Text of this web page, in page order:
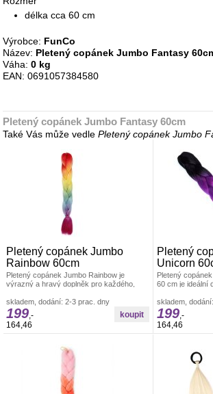
délka cca 60 cm
Výrobce: FunCo
Název: Pletený copánek Jumbo Fantasy
Váha:0 kg
EAN: 0691057384580
Pletený copánek Jumbo Fantasy 60cm
Také Vás může vedlePletený copánek Jumbo
Pletený copánek Jumbo
Rainbow 60cm
Pletený copánek Jumbo Rainbow je
výrazný a hravý doplněk pro každého,
skladem, dodání: 2-3 prac. dny
199,-
164,46
Pletený
Unicorn
Pletený
60 cm je ideální
skladem,
199,-
164,46